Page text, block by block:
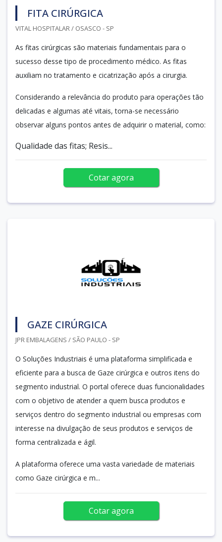
FITA CIRÚRGICA
VITAL HOSPITALAR / OSASCO - SP
As fitas cirúrgicas são materiais fundamentais para o
sucesso desse tipo de procedimento médico. As fitas
auxiliam no tratamento e cicatrização após a cirurgia.
Considerando a relevância do produto para operações tão
delicadas e algumas até vitais, torna-se necessário
observar alguns pontos antes de adquirir o material, como:
Qualidade das fitas; Resis...
Cotar agora
GAZE CIRÚRGICA
JPR EMBALAGENS / SÃO PAULO - SP
O Soluções Industriais é uma plataforma simplificada e
eficiente para a busca de Gaze cirúrgica e outros itens do
segmento industrial. O portal oferece duas funcionalidades
com o objetivo de atender a quem busca produtos e
serviços dentro do segmento industrial ou empresas com
interesse na divulgação de seus produtos e serviços de
forma centralizada e ágil.
A plataforma oferece uma vasta variedade de materiais
como Gaze cirúrgica e m...
Cotar agora